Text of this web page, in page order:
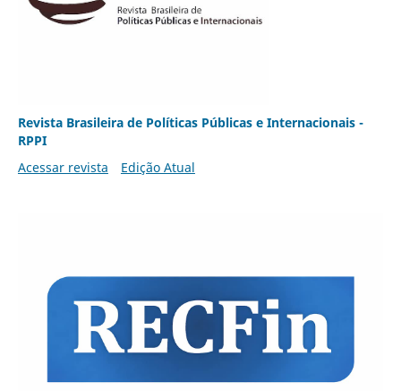
Revista Brasileira de Políticas Públicas e Internacionais -
RPPI
Acessar revista
Edição Atual